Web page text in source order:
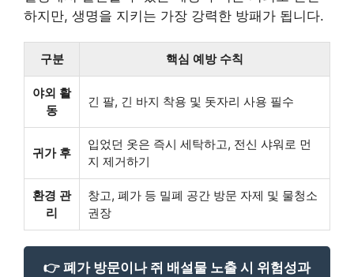
하지만, 생명을 지키는 가장 강력한 방패가 됩니다.
구분 핵심 예방 수칙
야외 활
동
긴 팔, 긴 바지 착용 및 돗자리 사용 필수
귀가 후
입었던 옷은 즉시 세탁하고, 전신 샤워로 먼
지 제거하기
환경 관
리
창고, 폐가 등 밀폐 공간 방문 자제 및 물청소
권장
👉 폐가 방문이나 쥐 배설물 노출 시 위험성과